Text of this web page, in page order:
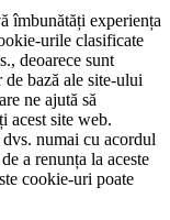
îmbunătăți experiența
urile clasificate
deoarece sunt
bază ale site-ului
ne ajută să
acest site web.
numai cu acordul
a renunța la aceste
cookie-uri poate